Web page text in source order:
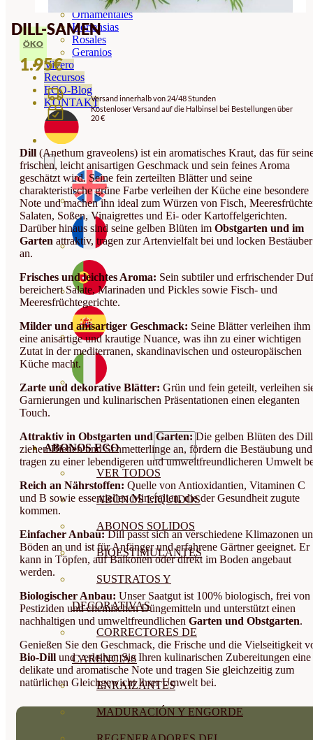
Ornamentales
Hortensias
Rosales
Geranios
Vivero
Recursos
ECO-Blog
KONTAKT
ABONOS ECO
VER TODOS
ABONOS LÍQUIDOS
ABONOS SOLIDOS
BIOESTIMULANTES
SUSTRATOS Y
DECORATIVAS
CORRECTORES DE
CARENCIAS
ENRAIZANTES
MADURACIÓN Y ENGORDE
DILL-SAMEN
ÖKO
1.95€
Versand innerhalb von 24/48 Stunden
Kostenloser Versand auf die Halbinsel bei Bestellungen über
20 €
Dill (Anethum graveolens) ist ein aromatisches Kraut, das für
frischen, leicht anisartigen Geschmack und sein feines Aroma
geschätzt wird. Seine fein zerteilten Blätter und seine
charakteristische grüne Farbe verleihen der Küche eine besondere
Note und machen ihn ideal zum Würzen von Fisch,
Salaten, Soßen, Vinaigrettes und Ei- oder Kartoffelgerichten.
Darüber hinaus sind seine gelben Blüten im Obstgarten und im
Garten attraktiv, tragen zur Artenvielfalt bei und locken Bestäuber
an.
Frisches und leichtes Aroma: Sein subtiler und erfrischender
bereichert Salate, Marinaden und Pickles sowie Fisch- und
Meeresfrüchtegerichte.
Milder und anisartiger Geschmack: Seine Blätter verleihen ihm
eine anisartige und krautige Nuance, was ihn zu einer wichtigen
Zutat in der mediterranen, skandinavischen und osteuropäischen
Küche macht.
Zarte und dekorative Blätter: Grün und fein geteilt, verleihen
Garnierungen und kulinarischen Präsentationen einen eleganten
Touch.
Attraktiv in Obstgarten und Garten:Die gelben Blüten des
ziehen Bienen und Schmetterlinge an, fördern die Bestäubung und
tragen zu einer lebendigeren und umweltfreundlicheren Umwelt
Reich an Nährstoffen: Quelle von Antioxidantien, Vitaminen C
und B sowie essentiellen Mineralien, die der Gesundheit zugute
kommen.
Einfacher Anbau:Dill passt sich an verschiedene Klimazonen
Böden an und ist für Anfänger und erfahrene Gärtner geeignet. Er
kann in Töpfen, auf Balkonen oder direkt im Boden angebaut
werden.
Biologischer Anbau: Unser Saatgut ist 100% biologisch, frei von
Pestiziden und chemischen Düngemitteln und unterstützt einen
nachhaltigen und umweltfreundlichen Garten und Obstgarten.
Genießen Sie den Geschmack, die Frische und die Vielseitigkeit
Bio-Dill und verleihen Sie Ihren kulinarischen Zubereitungen eine
delikate und aromatische Note und tragen Sie gleichzeitig zum
natürlichen Gleichgewicht Ihrer Umwelt bei.